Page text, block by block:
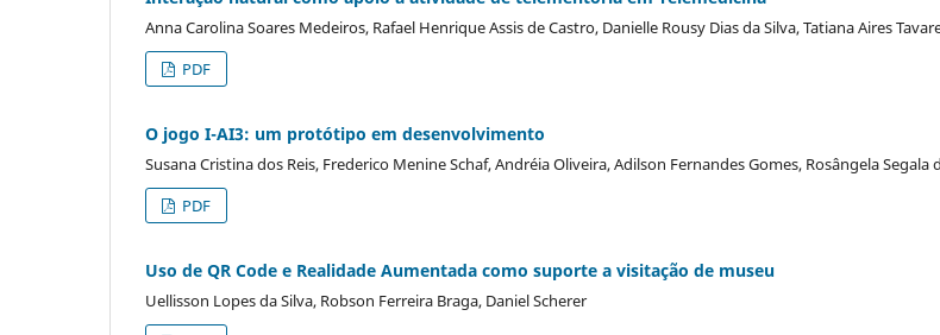
Anna Carolina Soares Medeiros, Rafael Henrique Assis de Castro, Danielle Rousy Dias da Silva, Tatiana Aires
PDF
O jogo I-AI3: um protótipo em desenvolvimento
Susana Cristina dos Reis, Frederico Menine Schaf, Andréia Oliveira, Adilson Fernandes Gomes, Rosângela Segala
PDF
Uso de QR Code e Realidade Aumentada como suporte a visitação de museu
Uellisson Lopes da Silva, Robson Ferreira Braga, Daniel Scherer